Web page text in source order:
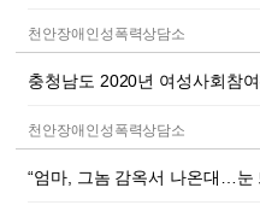
천안장애인성폭력상담소
충청남도 2020년 여성사회참
천안장애인성폭력상담소
“엄마, 그놈 감옥서 나온대…눈